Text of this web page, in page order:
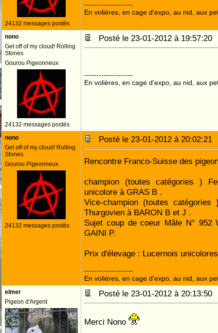
24132 messages postés
--------------------
En volières, en cage d'expo, au nid, aux
nono
Get off of my cloud! Rolling
Stones
Gourou Pigeonneux
24132 messages postés
Posté le 23-01-2012 à
--------------------
En volières, en cage d'expo, au nid, aux
nono
Get off of my cloud! Rolling
Stones
Gourou Pigeonneux
24132 messages postés
Posté le 23-01-2012 à
Rencontre Franco-Suisse des
champion (toutes catégories )
unicolore à GRAS B .
Vice-champion (toutes catégories
Thurgovien à BARON B et J .
Sujet coup de coeur Mâle N° 952
GAINI P.
Prix d'élevage : Lucernois
--------------------
En volières, en cage d'expo, au nid, aux
elmer
Pigeon d'Argent
Posté le 23-01-2012 à
Merci Nono